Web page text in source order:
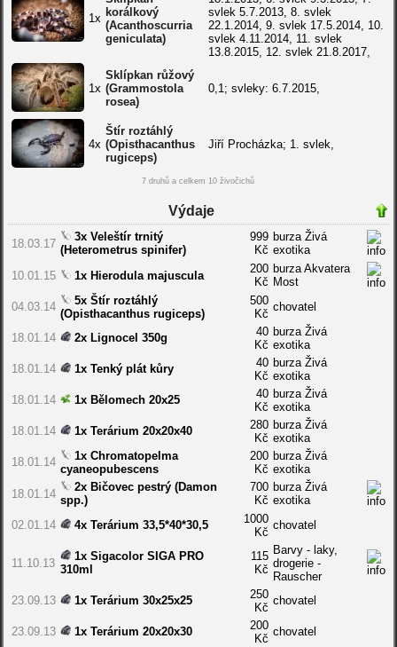
1x korálkový
(Acanthoscurria
geniculata)
svlek 5.7.2013, 8. svlek
22.1.2014, 9. svlek 17.5.2014, 10.
svlek 4.11.2014, 11. svlek
13.8.2015, 12. svlek 21.8.2017,
1x
Sklípkan růžový
(Grammostola
rosea)
0,1; svleky: 6.7.2015,
4x
Štír roztáhlý
(Opisthacanthus
rugiceps)
Jiří Procházka; 1. svlek,
7 druhů a celkem 10 živočichů
Výdaje
18.03.17
3x Veleštír trnitý
(Heterometrus spinifer)
999
Kč
burza Živá
exotika
10.01.15
1x Hierodula majuscula
200
Kč
burza Akvatera
Most
04.03.14
5x Štír roztáhlý
(Opisthacanthus rugiceps)
500
Kč
chovatel
18.01.14 2x Lignocel 350g
40
Kč
burza Živá
exotika
18.01.14
1x Tenký plát kůry
40
Kč
burza Živá
exotika
18.01.14
1x Bělomech 20x25
40
Kč
burza Živá
exotika
18.01.14
1x Terárium 20x20x40
280
Kč
burza Živá
exotika
18.01.14
1x Chromatopelma
cyaneopubescens
200
Kč
burza Živá
exotika
18.01.14
2x Bičovec pestrý (Damon
spp.)
700
Kč
burza Živá
exotika
02.01.14
4x Terárium 33,5*40*30,5
1000
Kč
chovatel
11.10.13
1x Sigacolor SIGA PRO
310ml
115
Kč
Barvy - laky,
drogerie -
Rauscher
23.09.13
1x Terárium 30x25x25
250
Kč
chovatel
23.09.13 1x Terárium 20x20x30
200
Kč
chovatel